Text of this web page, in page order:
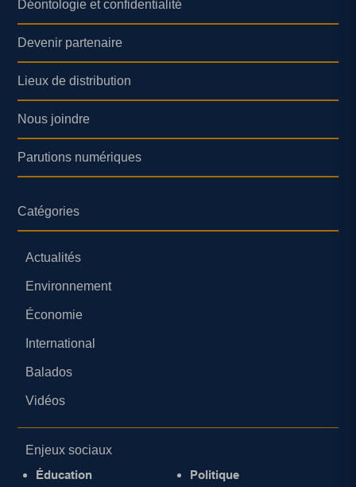
Déontologie et confidentialité
Devenir partenaire
Lieux de distribution
Nous joindre
Parutions numériques
Catégories
Actualités
Environnement
Économie
International
Balados
Vidéos
Enjeux sociaux
Éducation
Politique